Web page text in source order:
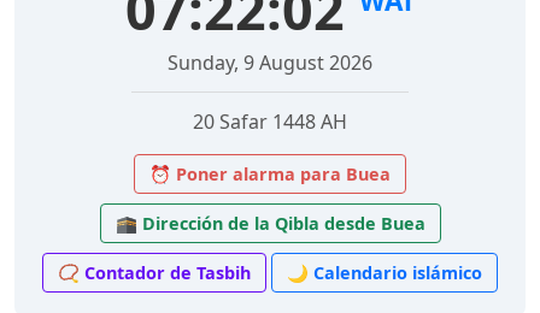
Sunday, 9 August 2026
20 Safar 1448 AH
⏰ Poner alarma para Buea
🕋 Dirección de la Qibla desde Buea
📿 Contador de Tasbih 🌙 Calendario islámico